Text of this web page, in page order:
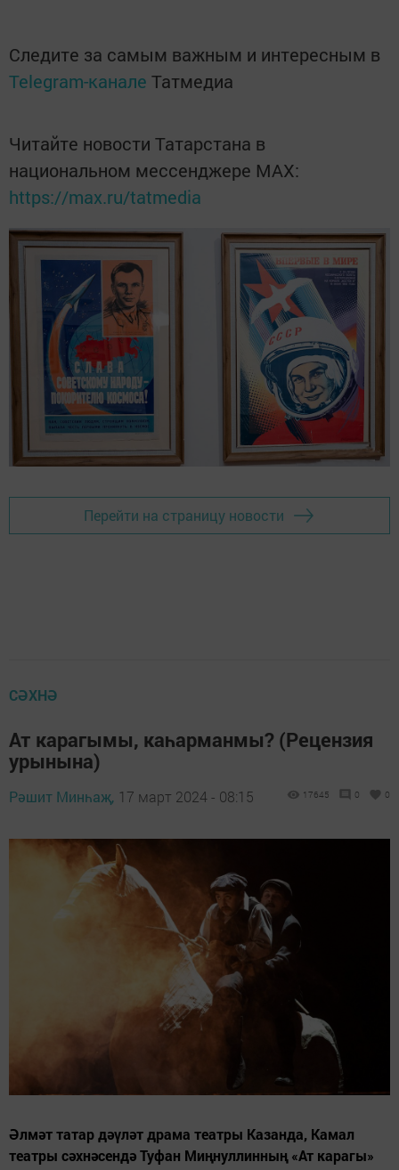
Следите за самым важным и интересным в
Telegram-канале Татмедиа
Читайте новости Татарстана в
национальном мессенджере MАХ:
https://max.ru/tatmedia
Перейти на страницу новости
СӘХНӘ
Ат карагымы, каһарманмы? (Рецензия
урынына)
Рәшит Минһаҗ, 17 март 2024 - 08:15 17645 0 0
Әлмәт татар дәүләт драма театры Казанда, Камал
театры сәхнәсендә Туфан Миңнуллинның «Ат карагы»